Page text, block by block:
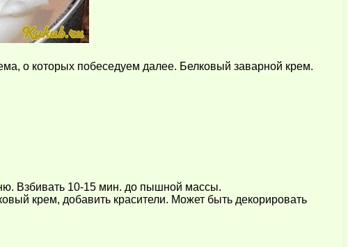
о которых побеседуем далее. Белковый заварной крем.
Взбивать 10-15 мин. до пышной массы.
крем, добавить красители. Может быть декорировать